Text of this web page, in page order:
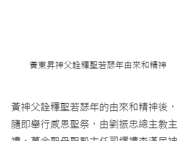
黃東昇神父詮釋聖若瑟年由來和精神
黃神父詮釋聖若瑟年的由來和精神後，
隨即舉行感恩聖祭，由劉振忠總主教主